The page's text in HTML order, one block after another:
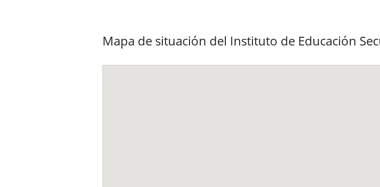
Mapa de situación del Instituto de Educación